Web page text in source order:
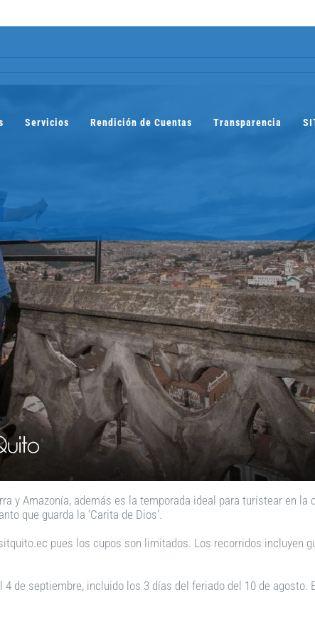
Servicios Rendición de Cuentas Transparencia
y Amazonía, además es la temporada ideal para turistear en la
que guarda la ‘Carita de Dios’.
pues los cupos son limitados. Los recorridos incluyen
de septiembre, incluido los 3 días del feriado del 10 de agosto.